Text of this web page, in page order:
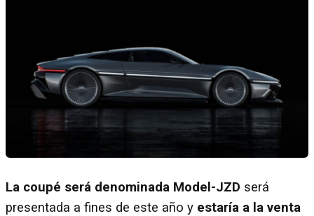
La coupé será denominada Model-JZD será
presentada a fines de este año y estaría a la venta